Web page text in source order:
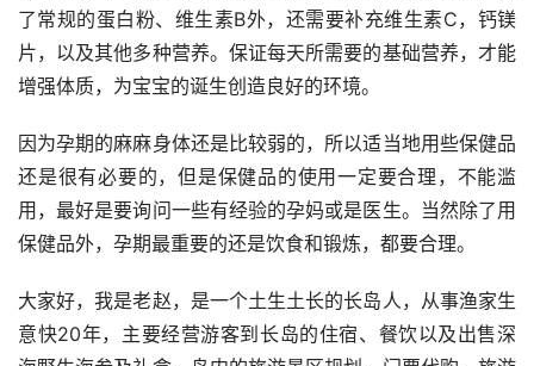
了常规的蛋白粉、维生素B外，还需要补充维生素C，钙镁
片，以及其他多种营养。保证每天所需要的基础营养，才能
增强体质，为宝宝的诞生创造良好的环境。
因为孕期的麻麻身体还是比较弱的，所以适当地用些保健品
还是很有必要的，但是保健品的使用一定要合理，不能滥
用，最好是要询问一些有经验的孕妈或是医生。当然除了用
保健品外，孕期最重要的还是饮食和锻炼，都要合理。
大家好，我是老赵，是一个土生土长的长岛人，从事渔家生
意快20年，主要经营游客到长岛的住宿、餐饮以及出售深